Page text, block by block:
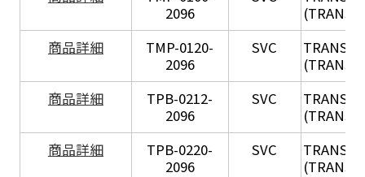
2096
商品詳細
TMP-0120-
2096
SVC TRANSIL
商品詳細
TPB-0212-
2096
SVC TRANSIL
商品詳細
TPB-0220-
2096
SVC TRANSIL